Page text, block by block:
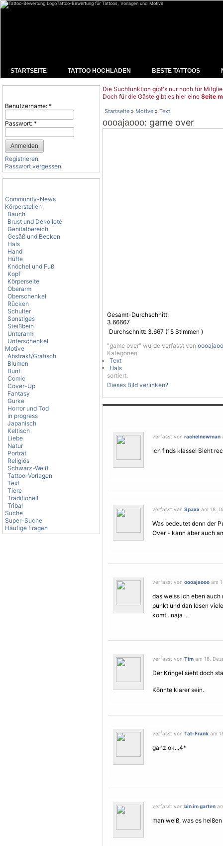
Tattoo-Bewertung für Tattoos, Vorlagen und Motive
STARTSEITE TATTOO HOCHLADEN BESTE TATTOOS
Benutzername: *
Passwort: *
Registrieren
Passwort vergessen
Community-News
Körperstellen
Bauch
Brust und Dekolleté
Genitalbereich
Gesäß und Becken
Hals
Hand
Hüfte
Knöchel und Fuß
Kopf
Körperseite
Oberarm
Oberschenkel
Rücken
Schulter
Sonstiges
Steißbein
Unterarm
Unterschenkel
Motive
Abstrakt/Grafisch
Blumen
Bunt
Comic
Cover-Up
Fantasy
Gurke
Horror und Tod
in progress
Japanisch
Keltisch
Liebe
Natur
Porträt
Religiös
Schwarz-Weiß
Tattoo-Vorlagen
Text
Tiere
Traditionell
Tribal
Suche
Super-Suche
Häufige Fragen
Die Suchfunktion gibt's nur noch für
Doch für die Gäste gibt es hier eine Seite
Startseite » Motive » Text
oooajaooo: game over
Gesamt-Durchschnitt:
3.66667
Durchschnitt: 3.667 (15 Stimmen )
"game over" wurde verfasst von
Kategorien
Text
Hals
sortiert.
Dieses Bild verlinken?
verfasst von rachelnewman
ich finds klasse! Sieht
verfasst von Spaxx am 18.
Was bedeutet denn der
Over - kann aber auch
verfasst von oooajaooo am
das weiss ich eben
punkt und dan lesen
komt ..naja ...
verfasst von Tim am 18.
Der Kringel sieht doch
Könnte klarer sein.
verfasst von Tat-Frank am
ganz ok...4*
verfasst von bin im garten
man weiß, was es